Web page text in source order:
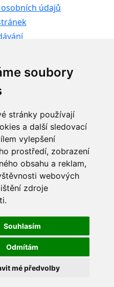
soubory
stránky používají
a další sledovací
vylepšení
prostředí, zobrazení
obsahu a reklam,
webových
zdroje
Souhlasím
Odmítám
mé předvolby
údajů
studenty
cookies
FARMTEC a.s.,
PSČ 391 33, IČO
rejstříku vedeném
v oddílu B,
a.s., je členem
společností AGROFERT,
na adrese Pyšelská
4.
užití obsahu
zpřístupňování článků
FARMTEC a.s.